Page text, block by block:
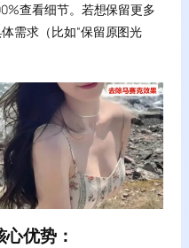
查看细节。若想保留更多
需求（比如“保留原图光
优势：